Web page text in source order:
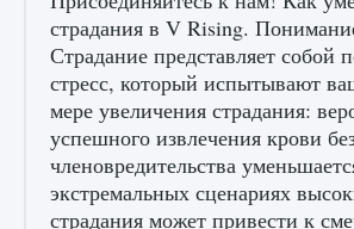
страдания в V Rising.
Страдание представляет собой
стресс, который испытывают
мере увеличения страдания:
успешного извлечения крови
членовредительства
экстремальных сценариях
страдания может привести к